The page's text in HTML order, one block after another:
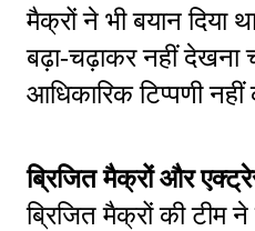
मैक्रों ने भी बयान दिया
बढ़ा-चढ़ाकर नहीं
आधिकारिक टिप्पणी
ब्रिजित मैक्रों और
ब्रिजित मैक्रों की टीम